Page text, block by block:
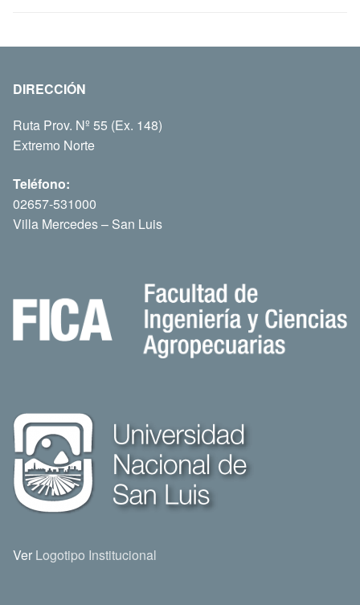
DIRECCIÓN
Ruta Prov. Nº 55 (Ex. 148)
Extremo Norte
Teléfono:
02657-531000
Villa Mercedes – San Luis
Ver Logotipo Institucional